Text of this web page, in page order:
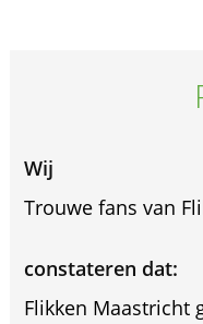
Wij
Trouwe fans van
constateren dat:
Flikken Maastricht